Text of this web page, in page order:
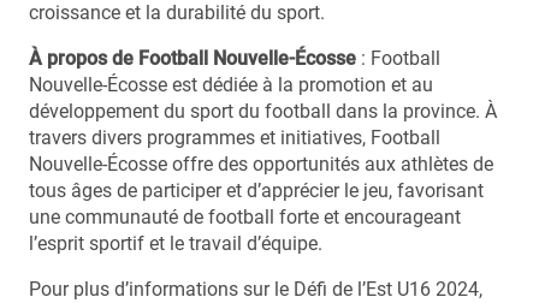
croissance et la durabilité du sport.
À propos de Football Nouvelle-Écosse : Football
Nouvelle-Écosse est dédiée à la promotion et au
développement du sport du football dans la province. À
travers divers programmes et initiatives, Football
Nouvelle-Écosse offre des opportunités aux athlètes de
tous âges de participer et d’apprécier le jeu, favorisant
une communauté de football forte et encourageant
l’esprit sportif et le travail d’équipe.
Pour plus d’informations sur le Défi de l’Est U16 2024,